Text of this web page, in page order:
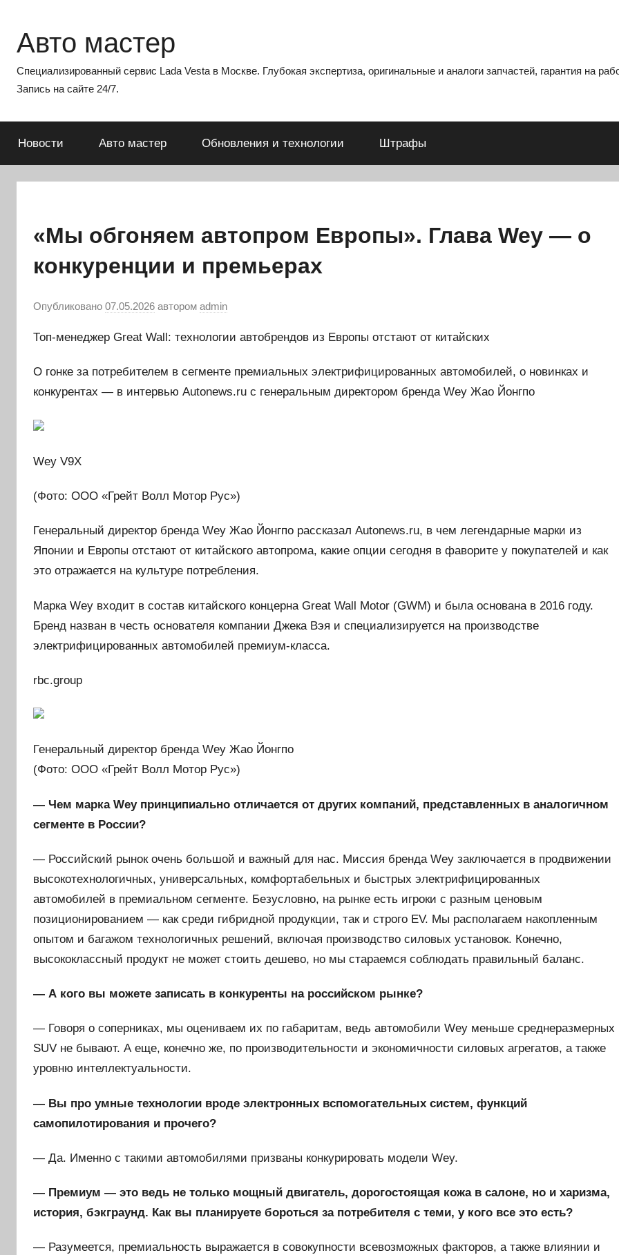
содержимому
Авто мастер
Специализированный сервис Lada Vesta в Москве. Глубокая экспертиза, оригинальные и аналоги запчастей, гарантия на
Запись на сайте 24/7.
Новости Авто мастер Обновления и технологии Штрафы
«Мы обгоняем автопром Европы». Глава Wey — о
конкуренции и премьерах
Опубликовано 07.05.2026 автором admin
Топ-менеджер Great Wall: технологии автобрендов из Европы отстают от китайских
О гонке за потребителем в сегменте премиальных электрифицированных автомобилей, о новинках и
конкурентах — в интервью Autonews.ru с генеральным директором бренда Wey Жао Йонгпо
Wey V9X
(Фото: ООО «Грейт Волл Мотор Рус»)
Генеральный директор бренда Wey Жао Йонгпо рассказал Autonews.ru, в чем легендарные марки из
Японии и Европы отстают от китайского автопрома, какие опции сегодня в фаворите у покупателей и как
это отражается на культуре потребления.
Марка Wey входит в состав китайского концерна Great Wall Motor (GWM) и была основана в 2016 году.
Бренд назван в честь основателя компании Джека Вэя и специализируется на производстве
электрифицированных автомобилей премиум-класса.
rbc.group
Генеральный директор бренда Wey Жао Йонгпо
(Фото: ООО «Грейт Волл Мотор Рус»)
— Чем марка Wey принципиально отличается от других компаний, представленных в аналогичном
сегменте в России?
— Российский рынок очень большой и важный для нас. Миссия бренда Wey заключается в продвижении
высокотехнологичных, универсальных, комфортабельных и быстрых электрифицированных
автомобилей в премиальном сегменте. Безусловно, на рынке есть игроки с разным ценовым
позиционированием — как среди гибридной продукции, так и строго EV. Мы располагаем накопленным
опытом и багажом технологичных решений, включая производство силовых установок. Конечно,
высококлассный продукт не может стоить дешево, но мы стараемся соблюдать правильный баланс.
— А кого вы можете записать в конкуренты на российском рынке?
— Говоря о соперниках, мы оцениваем их по габаритам, ведь автомобили Wey меньше среднеразмерных
SUV не бывают. А еще, конечно же, по производительности и экономичности силовых агрегатов, а также
уровню интеллектуальности.
— Вы про умные технологии вроде электронных вспомогательных систем, функций
самопилотирования и прочего?
— Да. Именно с такими автомобилями призваны конкурировать модели Wey.
— Премиум — это ведь не только мощный двигатель, дорогостоящая кожа в салоне, но и харизма,
история, бэкграунд. Как вы планируете бороться за потребителя с теми, у кого все это есть?
— Разумеется, премиальность выражается в совокупности всевозможных факторов, а также влиянии и